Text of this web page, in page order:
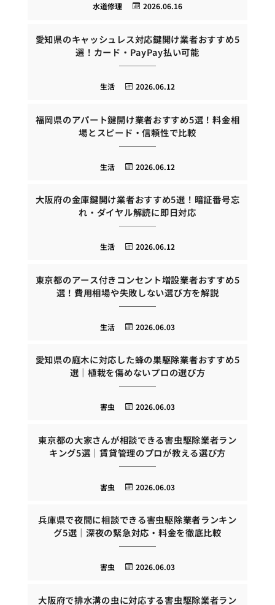
2026.06.16
水道修理
愛知県のキャッシュレス対応鍵開け業者おすすめ5
選！カード・PayPay払い可能
2026.06.12
生活
福岡県のアパート鍵開け業者おすすめ5選！料金相
場とスピード・信頼性で比較
2026.06.12
生活
大阪府の金庫鍵開け業者おすすめ5選！暗証番号忘
れ・ダイヤル解読に即日対応
2026.06.12
生活
東京都のアース付きコンセント増設業者おすすめ5
選！費用相場や失敗しない選び方を解説
2026.06.03
生活
愛知県の庭木に対応した蜂の巣駆除業者おすすめ5
選｜植栽を傷めないプロの選び方
2026.06.03
害虫
東京都の大家さんが相談できる害虫駆除業者ラン
キング5選｜賃貸管理のプロが教える選び方
2026.06.03
害虫
兵庫県で夜間に相談できる害虫駆除業者ランキン
グ5選｜深夜の緊急対応・料金を徹底比較
2026.06.03
害虫
大阪府で排水溝の虫に対応する害虫駆除業者ラン